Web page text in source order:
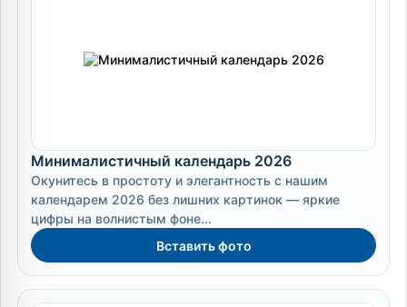
Минималистичный календарь 2026
Окунитесь в простоту и элегантность с нашим
календарем 2026 без лишних картинок — яркие
цифры на волнистым фоне...
Вставить фото